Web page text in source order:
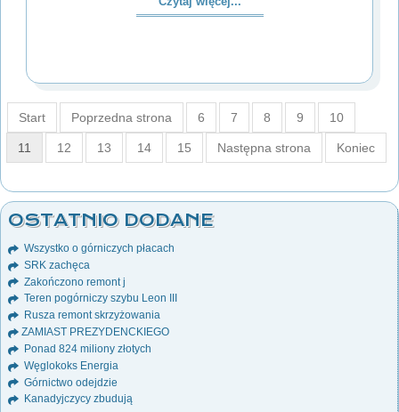
Start Poprzedna strona 6 7 8 9 10
11 12 13 14 15 Następna strona Koniec
OSTATNIO DODANE
Wszystko o górniczych płacach
SRK zachęca
Zakończono remont j
Teren pogórniczy szybu Leon III
Rusza remont skrzyżowania
ZAMIAST PREZYDENCKIEGO
Ponad 824 miliony złotych
Węglokoks Energia
Górnictwo odejdzie
Kanadyjczycy zbudują